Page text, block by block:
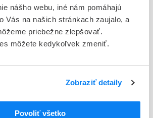
nášho webu, iné nám pomáhajú
Vás na našich stránkach zaujalo, a
priebežne zlepšovať.
môžete kedykoľvek zmeniť.
Zobraziť detaily
Povoliť všetko